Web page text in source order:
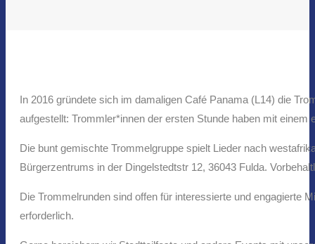
In 2016 gründete sich im damaligen Café Panama (L14) die
aufgestellt: Trommler*innen der ersten Stunde haben mit
Die bunt gemischte Trommelgruppe spielt Lieder nach
Bürgerzentrums in der Dingelstedtstr 12, 36043 Fulda.
Die Trommelrunden sind offen für interessierte und engagierte
erforderlich.